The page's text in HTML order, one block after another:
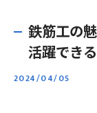
鉄筋工の
活躍でき
2024/04/05